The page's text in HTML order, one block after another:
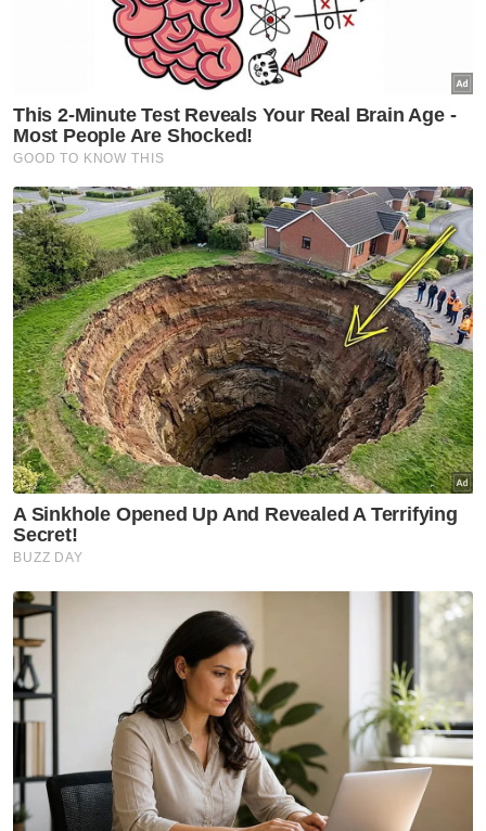
(ITC) dan Jabatan Kebudayaan dan Kesenian
Negara (JKKN),” katanya.
Artikel Berkaitan:
Sudah capai 38 juta pelancong, MOTAC kaji sasaran
baru TMM2026
juta pelancong antarabangsa
Kastam kutip hasil RM41.68 bilion setakat 31 Ogos
2024
Sementara itu, Ahmad Zahid selaku
Pengerusi Jawatankuasa Tahun Melawat
Malaysia 2026 turut menyasarkan
kemasukan lebih 35.6 juta pelancong dengan
jangkaan pendapatan yang dapat dijana
negara pada sekitar RM147.1 bilion.
"Besar harapan saya agar IslamiCruise
Malaysia-Saudia yang dijangka mampu